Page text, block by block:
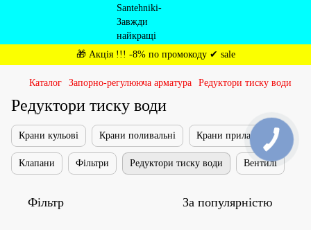
🎁 Акція !!! -8% по промокоду ✔ sale
Каталог Запорно-регулююча арматура Редуктори тиску води
Редуктори тиску води
Крани кульові Крани поливальні Крани приладові
Клапани Фільтри Редуктори тиску води Вентилі
Фільтр За популярністю